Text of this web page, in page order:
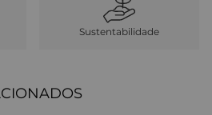
Sustentabilidade